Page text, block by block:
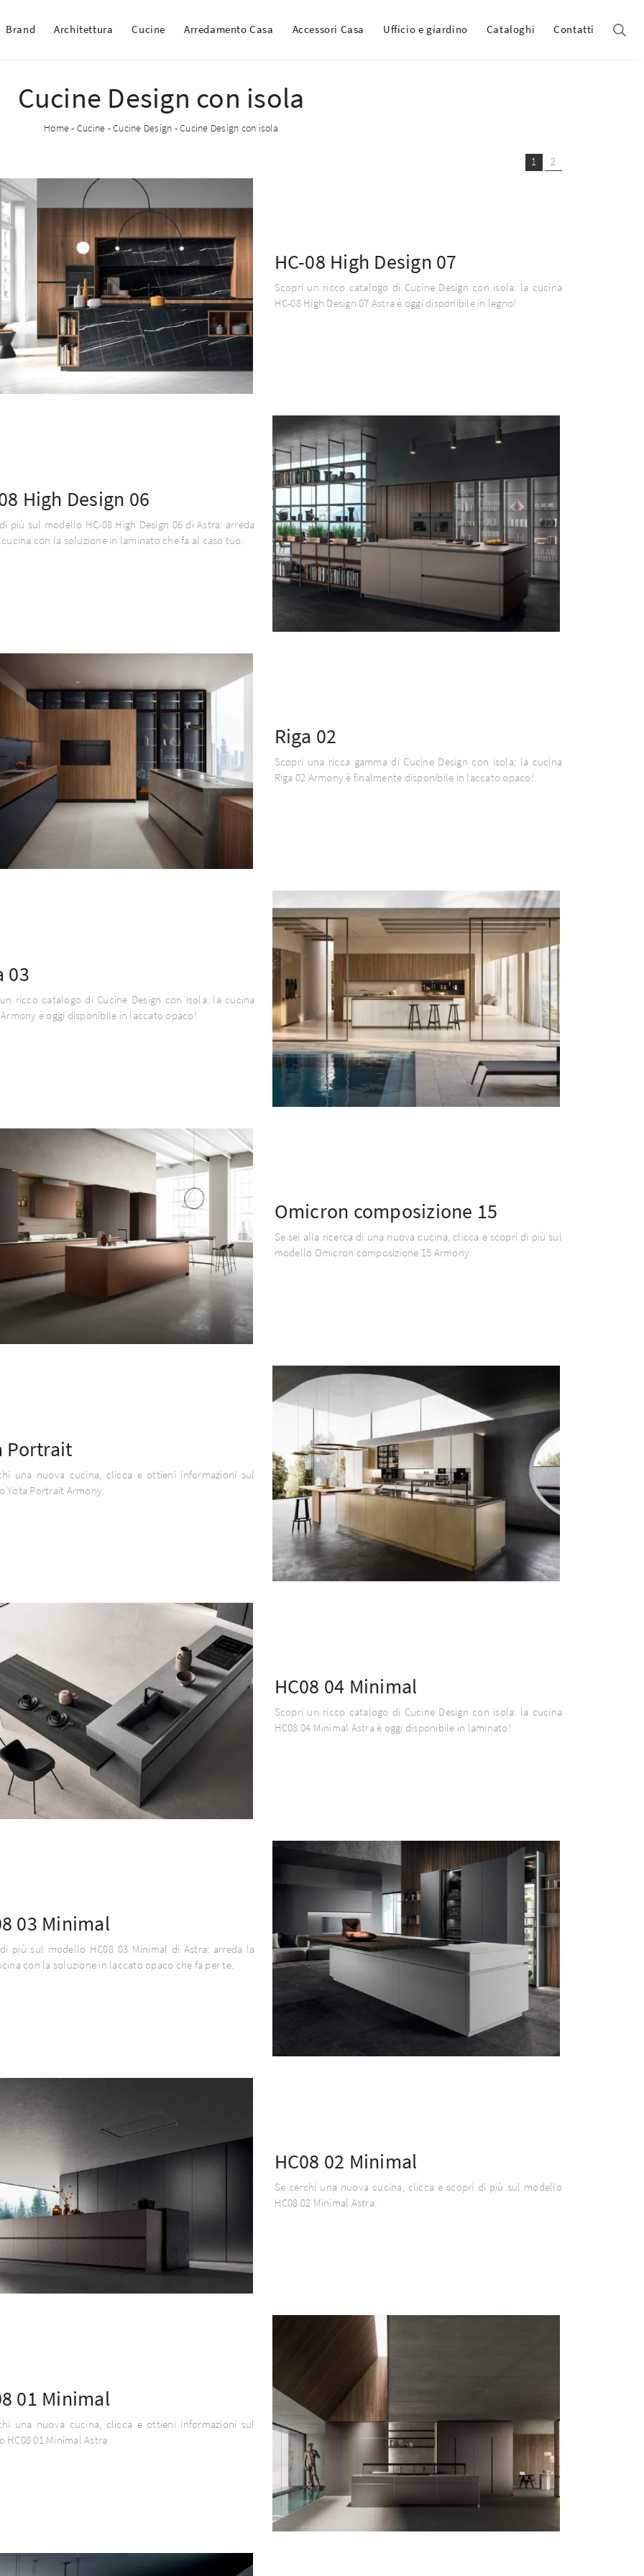
Brand Architettura Cucine Arredamento Casa Accessori Casa Ufficio e giardino Cataloghi Contatti
Cucine Design con isola
Home- Cucine -Cucine Design -Cucine Design con isola
1 2
HC-08 High Design 07
Scopri un ricco catalogo di Cucine Design con isola: la cucina
HC-08 High Design 07 Astra è oggi disponibile in legno!
High Design 06
più sul modello HC-08 High Design 06 di Astra: arreda
con la soluzione in laminato che fa al caso tuo.
Riga 02
Scopri una ricca gamma di Cucine Design con isola: la cucina
Riga 02 Armony è finalmente disponibile in laccato opaco!
03
ricco catalogo di Cucine Design con isola: la cucina
Armony è oggi disponibile in laccato opaco!
Omicron composizione 15
Se sei alla ricerca di una nuova cucina, clicca e scopri di più sul
modello Omicron composizione 15 Armony.
Portrait
una nuova cucina, clicca e ottieni informazioni sul
Yota Portrait Armony.
HC08 04 Minimal
Scopri un ricco catalogo di Cucine Design con isola: la cucina
HC08 04 Minimal Astra è oggi disponibile in laminato!
03 Minimal
più sul modello HC08 03 Minimal di Astra: arreda la
con la soluzione in laccato opaco che fa per te.
HC08 02 Minimal
Se cerchi una nuova cucina, clicca e scopri di più sul modello
HC08 02 Minimal Astra.
01 Minimal
una nuova cucina, clicca e ottieni informazioni sul
HC08 01 Minimal Astra.